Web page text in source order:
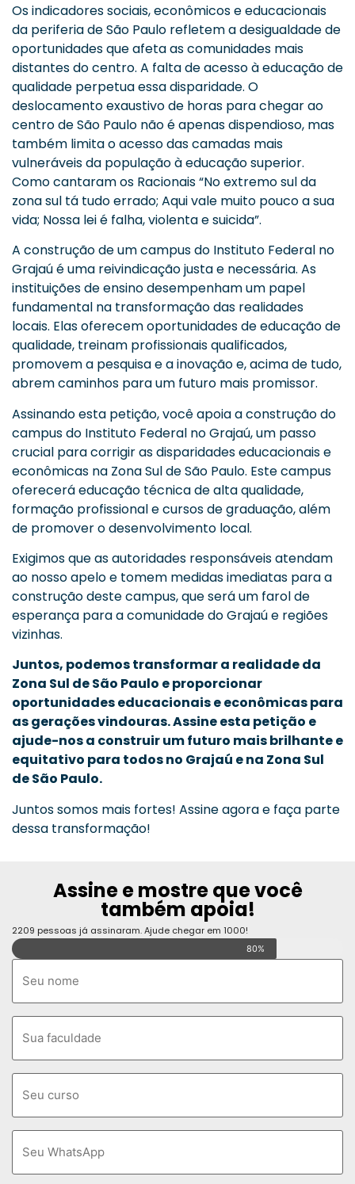
Os indicadores sociais, econômicos e educacionais
da periferia de São Paulo refletem a desigualdade de
oportunidades que afeta as comunidades mais
distantes do centro. A falta de acesso à educação de
qualidade perpetua essa disparidade. O
deslocamento exaustivo de horas para chegar ao
centro de São Paulo não é apenas dispendioso, mas
também limita o acesso das camadas mais
vulneráveis da população à educação superior.
Como cantaram os Racionais “No extremo sul da
zona sul tá tudo errado; Aqui vale muito pouco a sua
vida; Nossa lei é falha, violenta e suicida”.
A construção de um campus do Instituto Federal no
Grajaú é uma reivindicação justa e necessária. As
instituições de ensino desempenham um papel
fundamental na transformação das realidades
locais. Elas oferecem oportunidades de educação de
qualidade, treinam profissionais qualificados,
promovem a pesquisa e a inovação e, acima de tudo,
abrem caminhos para um futuro mais promissor.
Assinando esta petição, você apoia a construção do
campus do Instituto Federal no Grajaú, um passo
crucial para corrigir as disparidades educacionais e
econômicas na Zona Sul de São Paulo. Este campus
oferecerá educação técnica de alta qualidade,
formação profissional e cursos de graduação, além
de promover o desenvolvimento local.
Exigimos que as autoridades responsáveis atendam
ao nosso apelo e tomem medidas imediatas para a
construção deste campus, que será um farol de
esperança para a comunidade do Grajaú e regiões
vizinhas.
Juntos, podemos transformar a realidade da
Zona Sul de São Paulo e proporcionar
oportunidades educacionais e econômicas para
as gerações vindouras. Assine esta petição e
ajude-nos a construir um futuro mais brilhante e
equitativo para todos no Grajaú e na Zona Sul
de São Paulo.
Juntos somos mais fortes! Assine agora e faça parte
dessa transformação!
Assine e mostre que você
também apoia!
2209 pessoas já assinaram. Ajude chegar em 1000!
80%